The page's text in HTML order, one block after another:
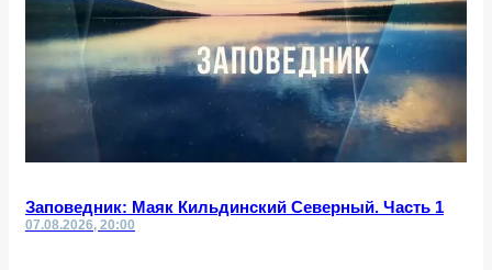
Заповедник: Маяк Кильдинский Северный. Часть 1
07.08.2026, 20:00